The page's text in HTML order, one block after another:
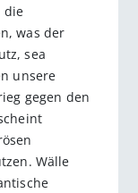
die
was der
sea
unsere
gegen den
Wälle